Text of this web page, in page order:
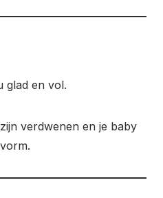
glad en vol.
verdwenen en je baby